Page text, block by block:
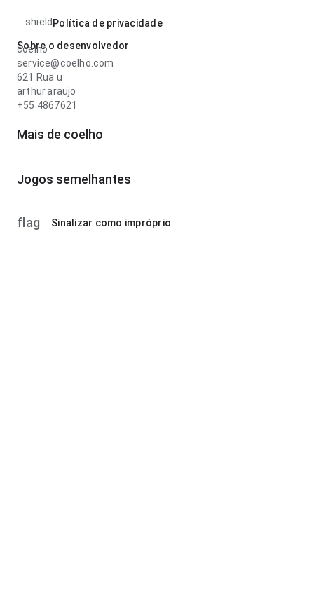
shield Política de privacidade
Sobre o desenvolvedor
coelho
service@coelho.com
621 Rua u
arthur.araujo
+55 4867621
Mais de coelho
Jogos semelhantes
flag Sinalizar como impróprio